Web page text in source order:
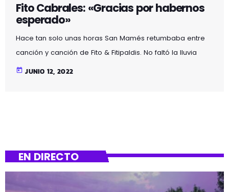
Fito Cabrales: «Gracias por habernos
esperado»
Hace tan solo unas horas San Mamés retumbaba entre
canción y canción de Fito & Fitipaldis. No faltó la lluvia
típica de Bilbao, pero ni eso pudo parar el que ha sido el
today JUNIO 12, 2022
EN DIRECTO